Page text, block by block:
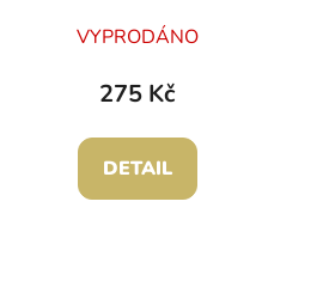
VYPRODÁNO
275 Kč
DETAIL